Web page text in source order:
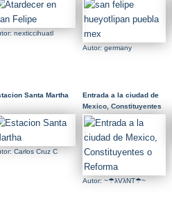
nexticcihuatl
Autor: germany
Santa Martha
Carlos Cruz C
Entrada a la ciudad de
Mexico, Constituyentes
o Reforma
Autor: ~☂λVλNT☂~